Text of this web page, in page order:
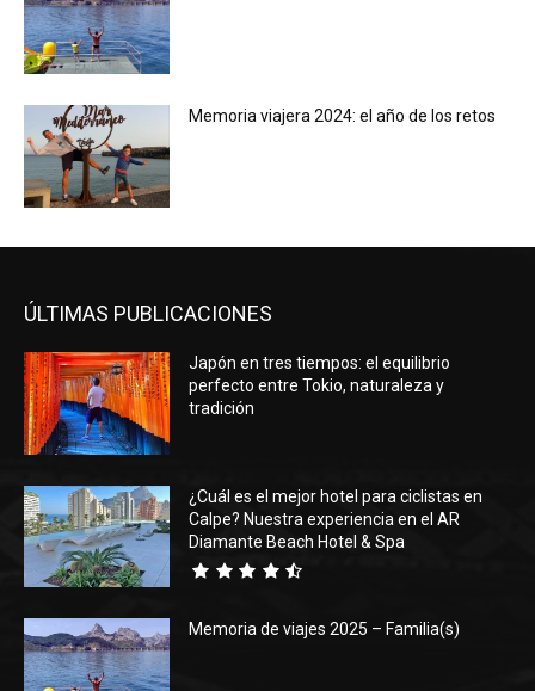
Memoria viajera 2024: el año de los retos
ÚLTIMAS PUBLICACIONES
Japón en tres tiempos: el equilibrio
perfecto entre Tokio, naturaleza y
tradición
¿Cuál es el mejor hotel para ciclistas en
Calpe? Nuestra experiencia en el AR
Diamante Beach Hotel & Spa
Memoria de viajes 2025 – Familia(s)